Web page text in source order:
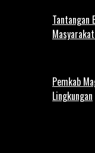
Pemkab
Lingkungan